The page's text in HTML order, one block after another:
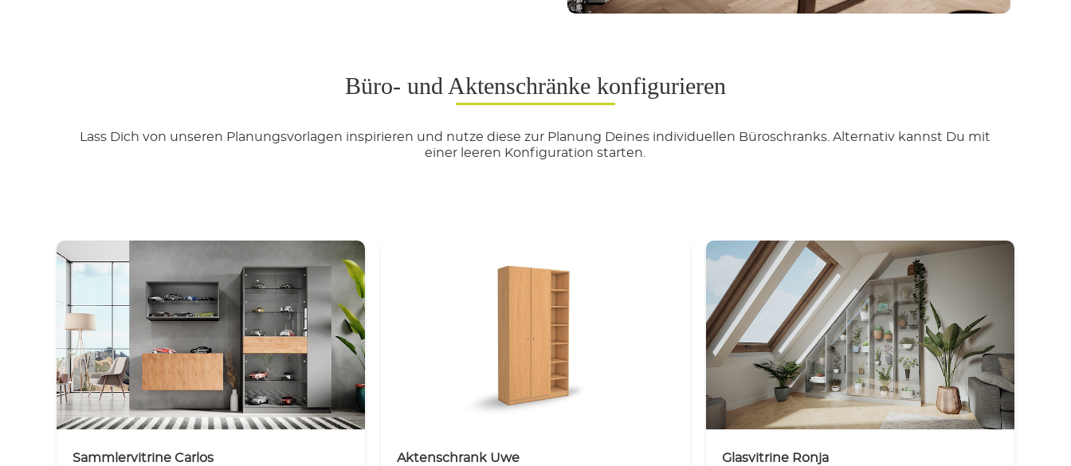
Büro- und Aktenschränke konfigurieren
Lass Dich von unseren Planungsvorlagen inspirieren und nutze diese zur Planung Deines individuellen Büroschranks. Alternativ kannst Du mit
einer leeren Konfiguration starten.
Sammlervitrine Carlos Aktenschrank Uwe Glasvitrine Ronja